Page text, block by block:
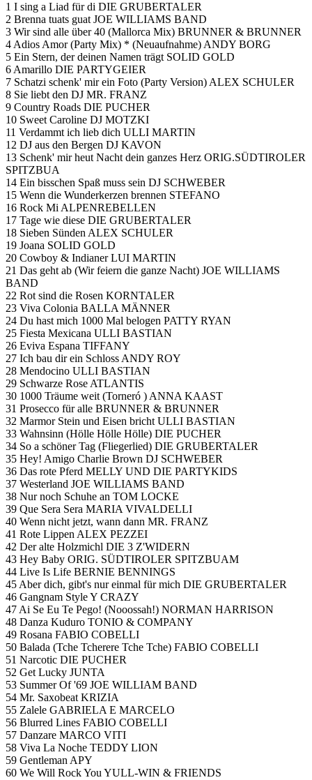
1 I sing a Liad für di DIE GRUBERTALER
2 Brenna tuats guat JOE WILLIAMS BAND
3 Wir sind alle über 40 (Mallorca Mix) BRUNNER & BRUNNER
4 Adios Amor (Party Mix) * (Neuaufnahme) ANDY BORG
5 Ein Stern, der deinen Namen trägt SOLID GOLD
6 Amarillo DIE PARTYGEIER
7 Schatzi schenk' mir ein Foto (Party Version) ALEX SCHULER
8 Sie liebt den DJ MR. FRANZ
9 Country Roads DIE PUCHER
10 Sweet Caroline DJ MOTZKI
11 Verdammt ich lieb dich ULLI MARTIN
12 DJ aus den Bergen DJ KAVON
13 Schenk' mir heut Nacht dein ganzes Herz ORIG.SÜDTIROLER
SPITZBUA
14 Ein bisschen Spaß muss sein DJ SCHWEBER
15 Wenn die Wunderkerzen brennen STEFANO
16 Rock Mi ALPENREBELLEN
17 Tage wie diese DIE GRUBERTALER
18 Sieben Sünden ALEX SCHULER
19 Joana SOLID GOLD
20 Cowboy & Indianer LUI MARTIN
21 Das geht ab (Wir feiern die ganze Nacht) JOE WILLIAMS
BAND
22 Rot sind die Rosen KORNTALER
23 Viva Colonia BALLA MÄNNER
24 Du hast mich 1000 Mal belogen PATTY RYAN
25 Fiesta Mexicana ULLI BASTIAN
26 Eviva Espana TIFFANY
27 Ich bau dir ein Schloss ANDY ROY
28 Mendocino ULLI BASTIAN
29 Schwarze Rose ATLANTIS
30 1000 Träume weit (Torneró ) ANNA KAAST
31 Prosecco für alle BRUNNER & BRUNNER
32 Marmor Stein und Eisen bricht ULLI BASTIAN
33 Wahnsinn (Hölle Hölle Hölle) DIE PUCHER
34 So a schöner Tag (Fliegerlied) DIE GRUBERTALER
35 Hey! Amigo Charlie Brown DJ SCHWEBER
36 Das rote Pferd MELLY UND DIE PARTYKIDS
37 Westerland JOE WILLIAMS BAND
38 Nur noch Schuhe an TOM LOCKE
39 Que Sera Sera MARIA VIVALDELLI
40 Wenn nicht jetzt, wann dann MR. FRANZ
41 Rote Lippen ALEX PEZZEI
42 Der alte Holzmichl DIE 3 Z'WIDERN
43 Hey Baby ORIG. SÜDTIROLER SPITZBUAM
44 Live Is Life BERNIE BENNINGS
45 Aber dich, gibt's nur einmal für mich DIE GRUBERTALER
46 Gangnam Style Y CRAZY
47 Ai Se Eu Te Pego! (Nooossah!) NORMAN HARRISON
48 Danza Kuduro TONIO & COMPANY
49 Rosana FABIO COBELLI
50 Balada (Tche Tcherere Tche Tche) FABIO COBELLI
51 Narcotic DIE PUCHER
52 Get Lucky JUNTA
53 Summer Of '69 JOE WILLIAM BAND
54 Mr. Saxobeat KRIZIA
55 Zalele GABRIELA E MARCELO
56 Blurred Lines FABIO COBELLI
57 Danzare MARCO VITI
58 Viva La Noche TEDDY LION
59 Gentleman APY
60 We Will Rock You YULL-WIN & FRIENDS